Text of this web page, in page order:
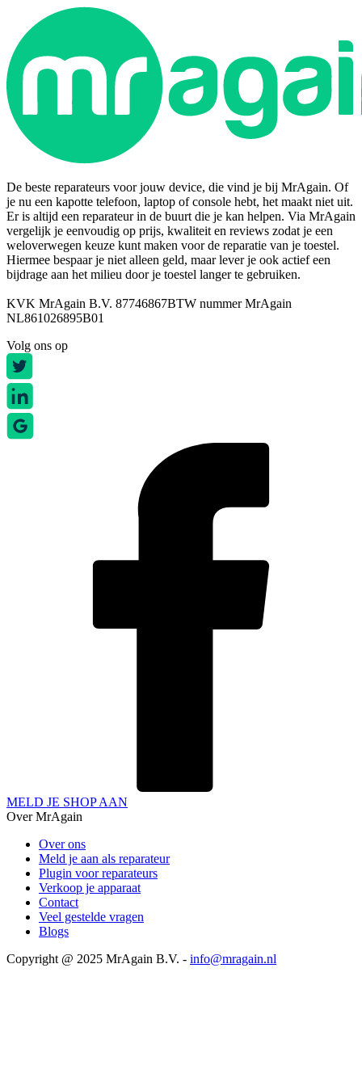
De beste reparateurs voor jouw device, die vind je bij MrAgain. Of
je nu een kapotte telefoon, laptop of console hebt, het maakt niet uit.
Er is altijd een reparateur in de buurt die je kan helpen. Via MrAgain
vergelijk je eenvoudig op prijs, kwaliteit en reviews zodat je een
weloverwegen keuze kunt maken voor de reparatie van je toestel.
Hiermee bespaar je niet alleen geld, maar lever je ook actief een
bijdrage aan het milieu door je toestel langer te gebruiken.
KVK MrAgain B.V. 87746867BTW nummer MrAgain
NL861026895B01
Volg ons op
MELD JE SHOP AAN
Over MrAgain
Over ons
Meld je aan als reparateur
Plugin voor reparateurs
Verkoop je apparaat
Contact
Veel gestelde vragen
Blogs
Copyright @ 2025 MrAgain B.V. - info@mragain.nl